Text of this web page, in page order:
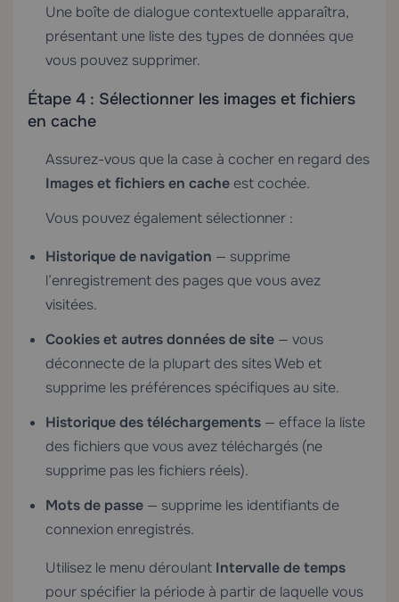
Une boîte de dialogue contextuelle apparaîtra,
présentant une liste des types de données que
vous pouvez supprimer.
Étape 4 : Sélectionner les images et fichiers
en cache
Assurez-vous que la case à cocher en regard des
Images et fichiers en cache est cochée.
Vous pouvez également sélectionner :
Historique de navigation — supprime
l’enregistrement des pages que vous avez
visitées.
Cookies et autres données de site — vous
déconnecte de la plupart des sites Web et
supprime les préférences spécifiques au site.
Historique des téléchargements — efface la liste
des fichiers que vous avez téléchargés (ne
supprime pas les fichiers réels).
Mots de passe — supprime les identifiants de
connexion enregistrés.
Utilisez le menu déroulant Intervalle de temps
pour spécifier la période à partir de laquelle vous